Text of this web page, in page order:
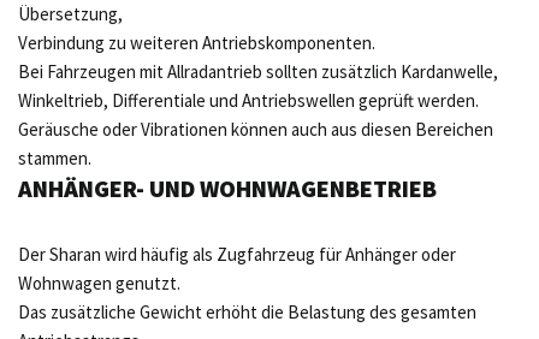
Übersetzung,
Verbindung zu weiteren Antriebskomponenten.
Bei Fahrzeugen mit Allradantrieb sollten zusätzlich Kardanwelle,
Winkeltrieb, Differentiale und Antriebswellen geprüft werden.
Geräusche oder Vibrationen können auch aus diesen Bereichen
stammen.
ANHÄNGER- UND WOHNWAGENBETRIEB
Der Sharan wird häufig als Zugfahrzeug für Anhänger oder
Wohnwagen genutzt.
Das zusätzliche Gewicht erhöht die Belastung des gesamten